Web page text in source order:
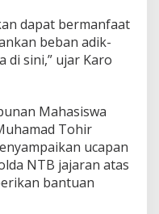
dapat bermanfaat
beban adik-
di sini,” ujar Karo
Mahasiswa
Tohir
ucapan
NTB jajaran atas
bantuan